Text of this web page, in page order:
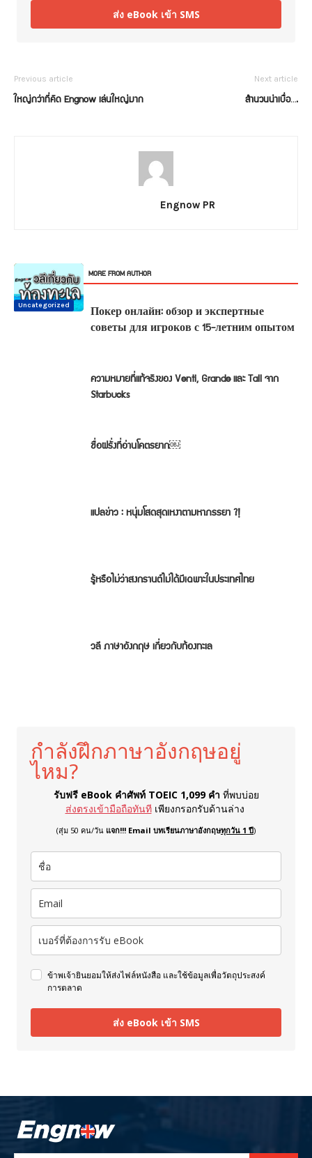
ส่ง eBook เข้า SMS
Previous article
ใหญ่กว่าที่คิด Engnow เล่นใหญ่มาก
Next article
สำนวนน่าเบื่อ….
Engnow PR
RELATED ARTICLES MORE FROM AUTHOR
Uncategorized
Покер онлайн: обзор и экспертные
советы для игроков с 15-летним опытом
Top Secret
ความหมายที่แท้จริงของ Venti, Grande และ Tall จาก
Starbucks
Uncategorized
ชื่อฝรั่งที่อ่านโคตรยาก￼
Uncategorized
แปลข่าว : หนุ่มโสดสุดเหงาตามหาภรรยา ?!
Top Secret
รู้หรือไม่ว่าสงกรานต์ไม่ได้มีเฉพาะในประเทศไทย
Uncategorized
วลี ภาษาอังกฤษ เกี่ยวกับท้องทะเล
กำลังฝึกภาษาอังกฤษอยู่
ไหม?
รับฟรี eBook คำศัพท์ TOEIC 1,099 คำ ที่พบบ่อย
ส่งตรงเข้ามือถือทันที เพียงกรอกรับด้านล่าง
(สุ่ม 50 คน/วัน แจก!!! Email บทเรียนภาษาอังกฤษทุกวัน 1 ปี)
ข้าพเจ้ายินยอมให้ส่งไฟล์หนังสือ และใช้ข้อมูลเพื่อวัตถุประสงค์
การตลาด
ส่ง eBook เข้า SMS